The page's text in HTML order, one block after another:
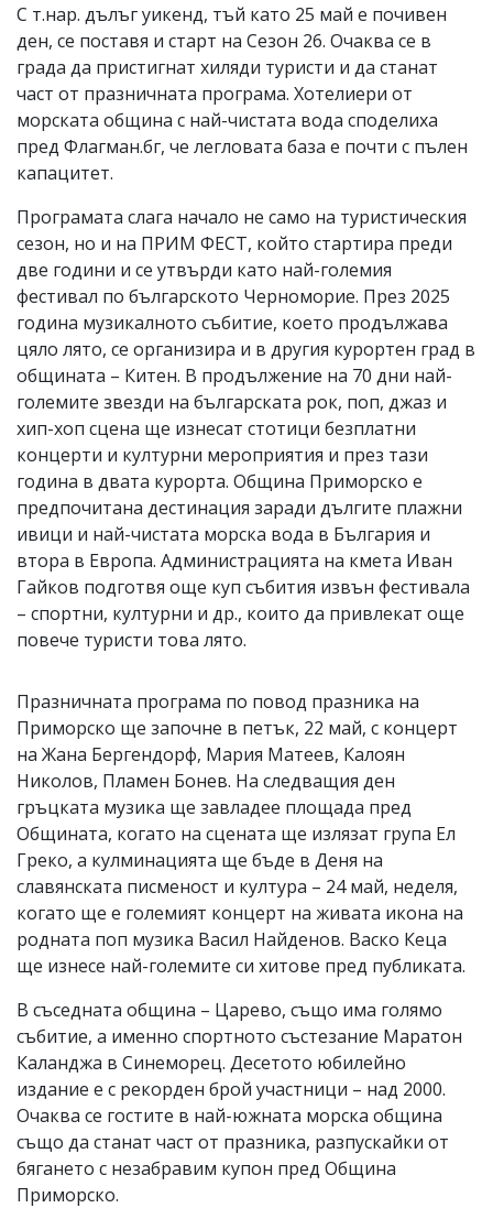
С т.нар. дълъг уикенд, тъй като 25 май е почивен
ден, се поставя и старт на Сезон 26. Очаква се в
града да пристигнат хиляди туристи и да станат
част от празничната програма. Хотелиери от
морската община с най-чистата вода споделиха
пред Флагман.бг, че легловата база е почти с пълен
капацитет.
Програмата слага начало не само на туристическия
сезон, но и на ПРИМ ФЕСТ, който стартира преди
две години и се утвърди като най-големия
фестивал по българското Черноморие. През 2025
година музикалното събитие, което продължава
цяло лято, се организира и в другия курортен град в
общината – Китен. В продължение на 70 дни най-
големите звезди на българската рок, поп, джаз и
хип-хоп сцена ще изнесат стотици безплатни
концерти и културни мероприятия и през тази
година в двата курорта. Община Приморско е
предпочитана дестинация заради дългите плажни
ивици и най-чистата морска вода в България и
втора в Европа. Администрацията на кмета Иван
Гайков подготвя още куп събития извън фестивала
– спортни, културни и др., които да привлекат още
повече туристи това лято.
Празничната програма по повод празника на
Приморско ще започне в петък, 22 май, с концерт
на Жана Бергендорф, Мария Матеев, Калоян
Николов, Пламен Бонев. На следващия ден
гръцката музика ще завладее площада пред
Общината, когато на сцената ще излязат група Ел
Греко, а кулминацията ще бъде в Деня на
славянската писменост и култура – 24 май, неделя,
когато ще е големият концерт на живата икона на
родната поп музика Васил Найденов. Васко Кеца
ще изнесе най-големите си хитове пред публиката.
В съседната община – Царево, също има голямо
събитие, а именно спортното състезание Маратон
Каланджа в Синеморец. Десетото юбилейно
издание е с рекорден брой участници – над 2000.
Очаква се гостите в най-южната морска община
също да станат част от празника, разпускайки от
бягането с незабравим купон пред Община
Приморско.